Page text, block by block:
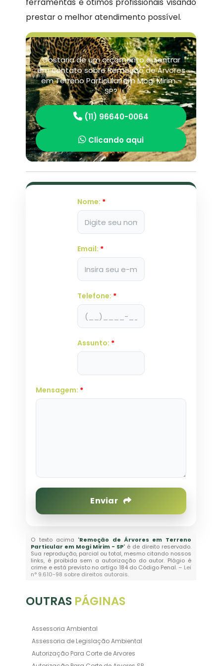
prestar o melhor atendimento possível.
Gostaria de um orçamento ou entrar
em contato sobre Remoção de Árvores
em Terreno Particular em Mogi Mirim -
SP?
(11) 96640-0064
Clicando aqui
Nome: *
Email: *
Telefone: *
Assunto: *
Mensagem: *
Enviar
O texto acima "Remoção de Árvores em Terreno
Particular em Mogi Mirim - SP" é de direito reservado.
Sua reprodução, parcial ou total, mesmo citando nossos
links, é proibida sem a autorização do autor. Plágio é
crime e está previsto no artigo 184 do Código Penal. – Lei
n° 9.610-98 sobre direitos autorais.
OUTRAS PÁGINAS
Assessoria Ambiental
Assessoria de Legislação Ambiental
Autorização Para Corte de Arvores